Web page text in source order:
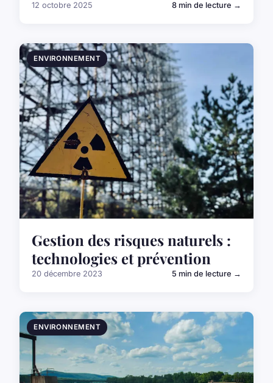
12 octobre 2025 8 min de lecture →
ENVIRONNEMENT
Gestion des risques naturels :
technologies et prévention
20 décembre 2023 5 min de lecture →
ENVIRONNEMENT